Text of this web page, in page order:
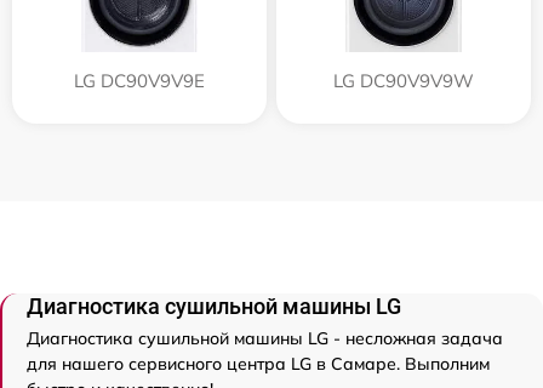
LG DC90V9V9E LG DC90V9V9W
Диагностика сушильной машины LG
Диагностика сушильной машины LG - несложная задача
для нашего сервисного центра LG в Самаре. Выполним